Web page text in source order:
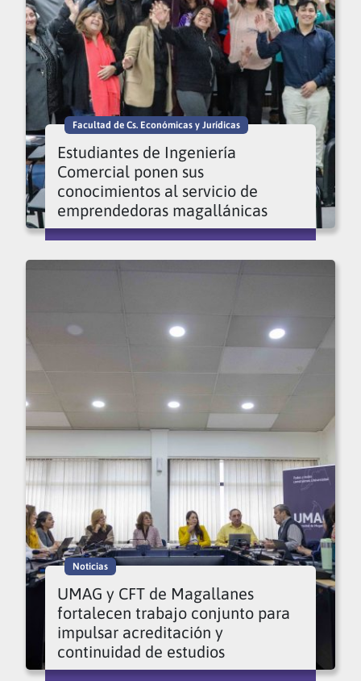
Facultad de Cs. Económicas y Jurídicas
Estudiantes de Ingeniería
Comercial ponen sus
conocimientos al servicio de
emprendedoras magallánicas
Noticias
UMAG y CFT de Magallanes
fortalecen trabajo conjunto para
impulsar acreditación y
continuidad de estudios